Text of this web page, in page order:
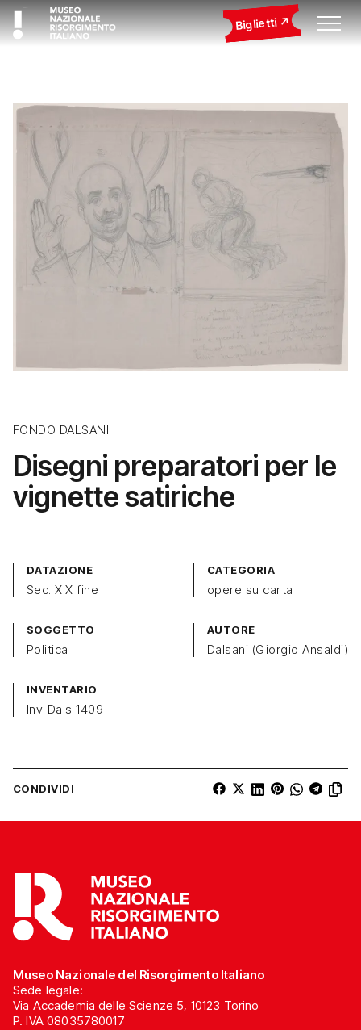
Biglietti
FONDO DALSANI
Disegni preparatori per le
vignette satiriche
DATAZIONE
Sec. XIX fine
CATEGORIA
opere su carta
SOGGETTO
Politica
AUTORE
Dalsani (Giorgio Ansaldi)
INVENTARIO
Inv_Dals_1409
CONDIVIDI
Museo Nazionale del Risorgimento Italiano
Sede legale:
Via Accademia delle Scienze 5, 10123 Torino
P. IVA 08035780017